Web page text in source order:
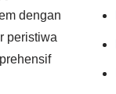
dengan
peristiwa